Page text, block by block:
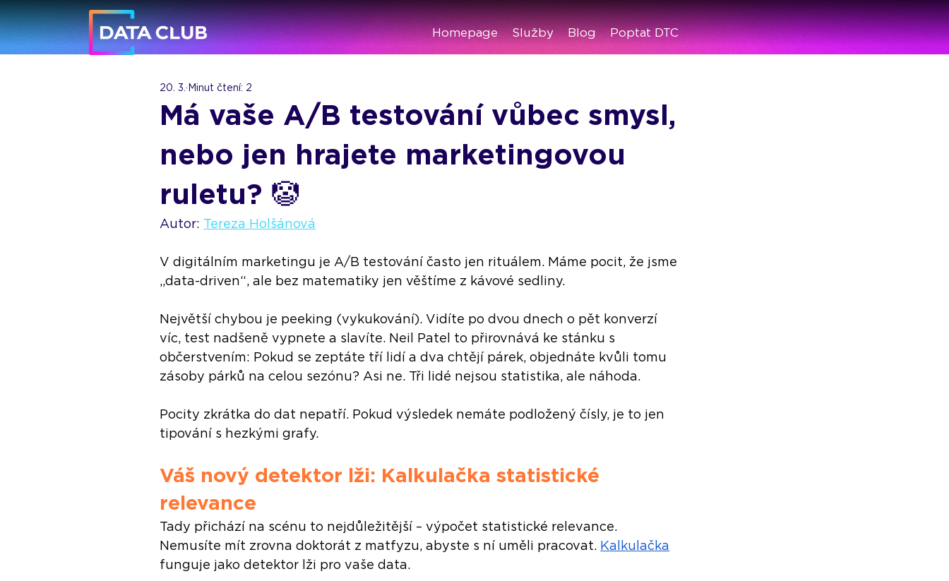
Homepage Služby Blog Poptat DTC
Má vaše A/B testování vůbec smysl,
nebo jen hrajete marketingovou
ruletu? 🤡
20. 3. Minut čtení: 2
Autor: Tereza Holšánová
V digitálním marketingu je A/B testování často jen rituálem. Máme pocit, že jsme
„data-driven“, ale bez matematiky jen věštíme z kávové sedliny.
Největší chybou je peeking (vykukování). Vidíte po dvou dnech o pět konverzí
víc, test nadšeně vypnete a slavíte. Neil Patel to přirovnává ke stánku s
občerstvením: Pokud se zeptáte tří lidí a dva chtějí párek, objednáte kvůli tomu
zásoby párků na celou sezónu? Asi ne. Tři lidé nejsou statistika, ale náhoda.
Pocity zkrátka do dat nepatří. Pokud výsledek nemáte podložený čísly, je to jen
tipování s hezkými grafy.
Váš nový detektor lži: Kalkulačka statistické
relevance
Tady přichází na scénu to nejdůležitější – výpočet statistické relevance.
Nemusíte mít zrovna doktorát z matfyzu, abyste s ní uměli pracovat. Kalkulačka
funguje jako detektor lži pro vaše data.